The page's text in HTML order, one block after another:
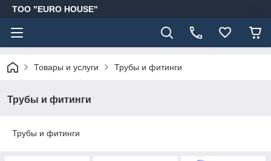
ТОО "EURO HOUSE"
Товары и услуги Трубы и фитинги
Трубы и фитинги
Трубы и фитинги